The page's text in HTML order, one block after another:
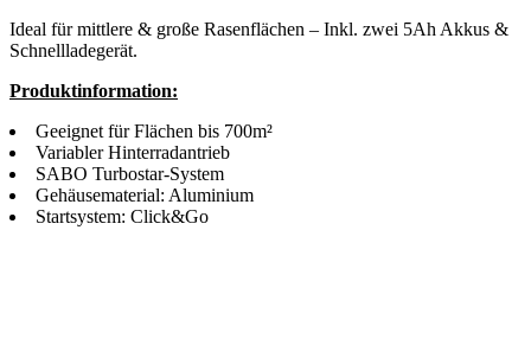
Ideal für mittlere & große Rasenflächen – Inkl. zwei 5Ah Akkus &
Schnellladegerät.
Produktinformation:
Geeignet für Flächen bis 700m²
Variabler Hinterradantrieb
SABO Turbostar-System
Gehäusematerial: Aluminium
Startsystem: Click&Go